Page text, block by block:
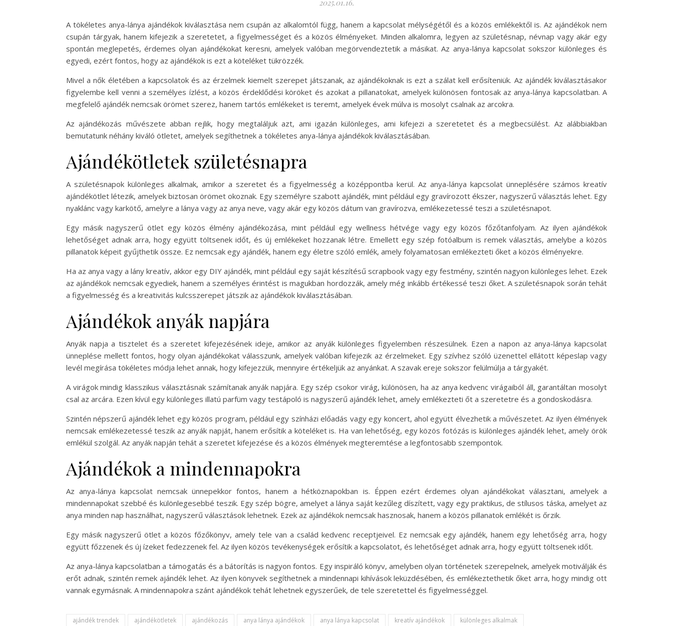
2025.01.16.
A tökéletes anya-lánya ajándékok kiválasztása nem csupán az alkalomtól függ, hanem a kapcsolat mélységétől és a közös emlékektől is. Az ajándékok nem
csupán tárgyak, hanem kifejezik a szeretetet, a figyelmességet és a közös élményeket. Minden alkalomra, legyen az születésnap, névnap vagy akár egy
spontán meglepetés, érdemes olyan ajándékokat keresni, amelyek valóban megörvendeztetik a másikat. Az anya-lánya kapcsolat sokszor különleges és
egyedi, ezért fontos, hogy az ajándékok is ezt a köteléket tükrözzék.
Mivel a nők életében a kapcsolatok és az érzelmek kiemelt szerepet játszanak, az ajándékoknak is ezt a szálat kell erősíteniük. Az ajándék kiválasztásakor
figyelembe kell venni a személyes ízlést, a közös érdeklődési köröket és azokat a pillanatokat, amelyek különösen fontosak az anya-lánya kapcsolatban. A
megfelelő ajándék nemcsak örömet szerez, hanem tartós emlékeket is teremt, amelyek évek múlva is mosolyt csalnak az arcokra.
Az ajándékozás művészete abban rejlik, hogy megtaláljuk azt, ami igazán különleges, ami kifejezi a szeretetet és a megbecsülést. Az alábbiakban
bemutatunk néhány kiváló ötletet, amelyek segíthetnek a tökéletes anya-lánya ajándékok kiválasztásában.
Ajándékötletek születésnapra
A születésnapok különleges alkalmak, amikor a szeretet és a figyelmesség a középpontba kerül. Az anya-lánya kapcsolat ünneplésére számos kreatív
ajándékötlet létezik, amelyek biztosan örömet okoznak. Egy személyre szabott ajándék, mint például egy gravírozott ékszer, nagyszerű választás lehet. Egy
nyaklánc vagy karkötő, amelyre a lánya vagy az anya neve, vagy akár egy közös dátum van gravírozva, emlékezetessé teszi a születésnapot.
Egy másik nagyszerű ötlet egy közös élmény ajándékozása, mint például egy wellness hétvége vagy egy közös főzőtanfolyam. Az ilyen ajándékok
lehetőséget adnak arra, hogy együtt töltsenek időt, és új emlékeket hozzanak létre. Emellett egy szép fotóalbum is remek választás, amelybe a közös
pillanatok képeit gyűjthetik össze. Ez nemcsak egy ajándék, hanem egy életre szóló emlék, amely folyamatosan emlékezteti őket a közös élményekre.
Ha az anya vagy a lány kreatív, akkor egy DIY ajándék, mint például egy saját készítésű scrapbook vagy egy festmény, szintén nagyon különleges lehet. Ezek
az ajándékok nemcsak egyediek, hanem a személyes érintést is magukban hordozzák, amely még inkább értékessé teszi őket. A születésnapok során tehát
a figyelmesség és a kreativitás kulcsszerepet játszik az ajándékok kiválasztásában.
Ajándékok anyák napjára
Anyák napja a tisztelet és a szeretet kifejezésének ideje, amikor az anyák különleges figyelemben részesülnek. Ezen a napon az anya-lánya kapcsolat
ünneplése mellett fontos, hogy olyan ajándékokat válasszunk, amelyek valóban kifejezik az érzelmeket. Egy szívhez szóló üzenettel ellátott képeslap vagy
levél megírása tökéletes módja lehet annak, hogy kifejezzük, mennyire értékeljük az anyánkat. A szavak ereje sokszor felülmúlja a tárgyakét.
A virágok mindig klasszikus választásnak számítanak anyák napjára. Egy szép csokor virág, különösen, ha az anya kedvenc virágaiból áll, garantáltan mosolyt
csal az arcára. Ezen kívül egy különleges illatú parfüm vagy testápoló is nagyszerű ajándék lehet, amely emlékezteti őt a szeretetre és a gondoskodásra.
Szintén népszerű ajándék lehet egy közös program, például egy színházi előadás vagy egy koncert, ahol együtt élvezhetik a művészetet. Az ilyen élmények
nemcsak emlékezetessé teszik az anyák napját, hanem erősítik a köteléket is. Ha van lehetőség, egy közös fotózás is különleges ajándék lehet, amely örök
emlékül szolgál. Az anyák napján tehát a szeretet kifejezése és a közös élmények megteremtése a legfontosabb szempontok.
Ajándékok a mindennapokra
Az anya-lánya kapcsolat nemcsak ünnepekkor fontos, hanem a hétköznapokban is. Éppen ezért érdemes olyan ajándékokat választani, amelyek a
mindennapokat szebbé és különlegesebbé teszik. Egy szép bögre, amelyet a lánya saját kezűleg díszített, vagy egy praktikus, de stílusos táska, amelyet az
anya minden nap használhat, nagyszerű választások lehetnek. Ezek az ajándékok nemcsak hasznosak, hanem a közös pillanatok emlékét is őrzik.
Egy másik nagyszerű ötlet a közös főzőkönyv, amely tele van a család kedvenc receptjeivel. Ez nemcsak egy ajándék, hanem egy lehetőség arra, hogy
együtt főzzenek és új ízeket fedezzenek fel. Az ilyen közös tevékenységek erősítik a kapcsolatot, és lehetőséget adnak arra, hogy együtt töltsenek időt.
Az anya-lánya kapcsolatban a támogatás és a bátorítás is nagyon fontos. Egy inspiráló könyv, amelyben olyan történetek szerepelnek, amelyek motiválják és
erőt adnak, szintén remek ajándék lehet. Az ilyen könyvek segíthetnek a mindennapi kihívások leküzdésében, és emlékeztethetik őket arra, hogy mindig ott
vannak egymásnak. A mindennapokra szánt ajándékok tehát lehetnek egyszerűek, de tele szeretettel és figyelmességgel.
ajándék trendek ajándékötletek ajándékozás anya lánya ajándékok anya lánya kapcsolat kreatív ajándékok
különleges alkalmak